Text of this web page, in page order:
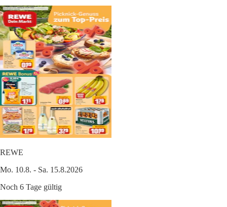
REWE
Mo. 10.8. - Sa. 15.8.2026
Noch 6 Tage gültig